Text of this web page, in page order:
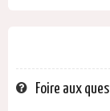
Foire aux